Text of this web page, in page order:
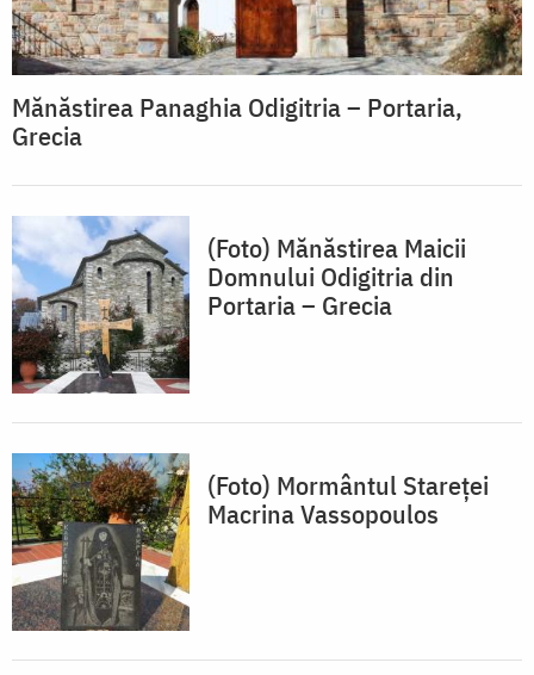
Mănăstirea Panaghia Odigitria – Portaria,
Grecia
(Foto) Mănăstirea Maicii
Domnului Odigitria din
Portaria – Grecia
(Foto) Mormântul Stareţei
Macrina Vassopoulos